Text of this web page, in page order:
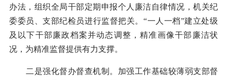
办法，组织全局干部定期申报个人廉洁自律情况，机关纪
委委员、支部纪检员进行监督把关。“一人一档”建立处级
及以下干部廉政档案并动态调整，精准画像干部廉洁状
况，为精准监督提供有力支撑。
二是强化督办督查机制。加强工作基础较薄弱支部督